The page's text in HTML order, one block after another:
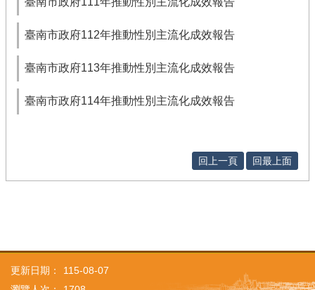
臺南市政府112年推動性別主流化成效報告
臺南市政府113年推動性別主流化成效報告
臺南市政府114年推動性別主流化成效報告
回上一頁 回最上面
更新日期：
115-08-07